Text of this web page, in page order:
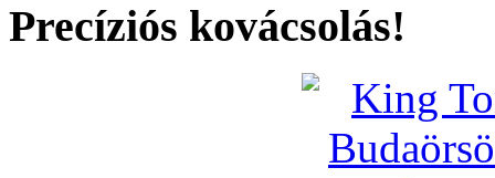
Precíziós kovácsolás!